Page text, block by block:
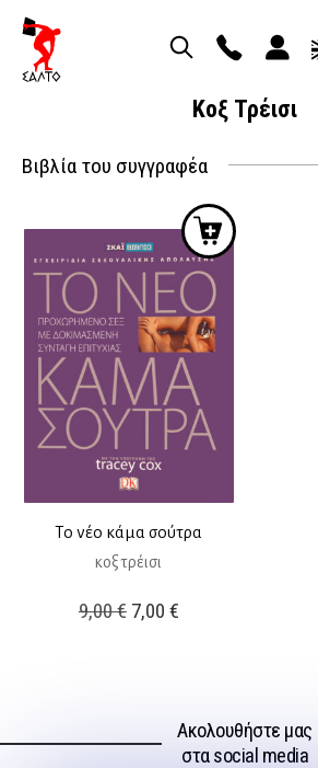
Κοξ Τρέισι
Βιβλία του συγγραφέα
Το νέο κάμα σούτρα
κοξ τρέισι
9,00€ Original
7,00 €Η
7,00 €.
Ακολουθήστε μας
στα social media